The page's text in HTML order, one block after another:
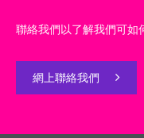
聯絡我們以了解我們可如
網上聯絡我們